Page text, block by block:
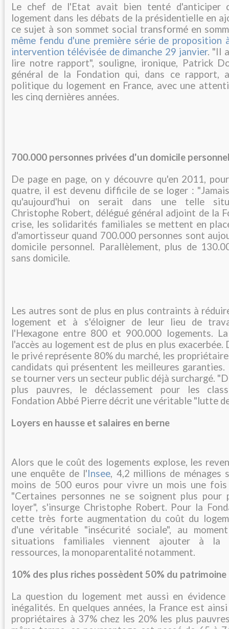
Le chef de l'Etat avait bien tenté d'anticiper
logement dans les débats de la présidentielle en
ce sujet à son sommet social transformé en
même fendu d'une première série de proposition
intervention télévisée de dimanche 29 janvier. "Il
lire notre rapport", souligne, ironique, Patrick
général de la Fondation qui, dans ce rapport,
politique du logement en France, avec une
les cinq dernières années.
700.000 personnes privées d'un domicile
De page en page, on y découvre qu'en 2011,
quatre, il est devenu difficile de se loger :
qu'aujourd'hui on serait dans une telle
Christophe Robert, délégué général adjoint de la
crise, les solidarités familiales se mettent en
d'amortisseur quand 700.000 personnes sont
domicile personnel. Parallèlement, plus de
sans domicile.
Les autres sont de plus en plus contraints à
logement et à s'éloigner de leur lieu de
l'Hexagone entre 800 et 900.000 logements.
l'accès au logement est de plus en plus exacerbée.
le privé représente 80% du marché, les
candidats qui présentent les meilleures
se tourner vers un secteur public déjà surchargé.
plus pauvres, le déclassement pour les
Fondation Abbé Pierre décrit une véritable "lutte
Loyers en hausse et salaires en berne
Alors que le coût des logements explose, les
une enquête de l'Insee, 4,2 millions de ménages
moins de 500 euros pour vivre un mois une
"Certaines personnes ne se soignent plus pour
loyer", s'insurge Christophe Robert. Pour la
cette très forte augmentation du coût du
d'une véritable "insécurité sociale", au
situations familiales viennent ajouter à la
ressources, la monoparentalité notamment.
10% des plus riches possèdent 50% du patrimoine
La question du logement met aussi en évidence
inégalités. En quelques années, la France est
propriétaires à 37% chez les 20% les plus